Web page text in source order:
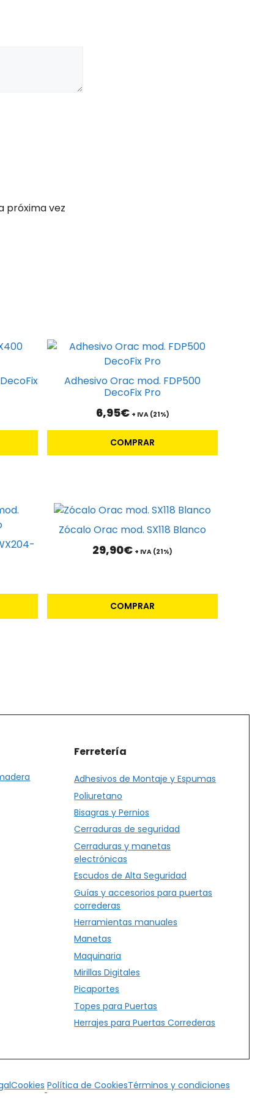
próxima vez
Adhesivo Orac mod. FDP500
DecoFix Pro
6,95€ + IVA (21%)
COMPRAR
Zócalo Orac mod. SX118 Blanco
29,90€ + IVA (21%)
COMPRAR
Ferretería
Adhesivos de Montaje y Espumas
Poliuretano
Bisagras y Pernios
Cerraduras de seguridad
Cerraduras y manetas
electrónicas
Escudos de Alta Seguridad
Guías y accesorios para puertas
correderas
Herramientas manuales
Manetas
Maquinaria
Mirillas Digitales
Picaportes
Topes para Puertas
Herrajes para Puertas Correderas
Cookies Política de CookiesTérminos y condiciones